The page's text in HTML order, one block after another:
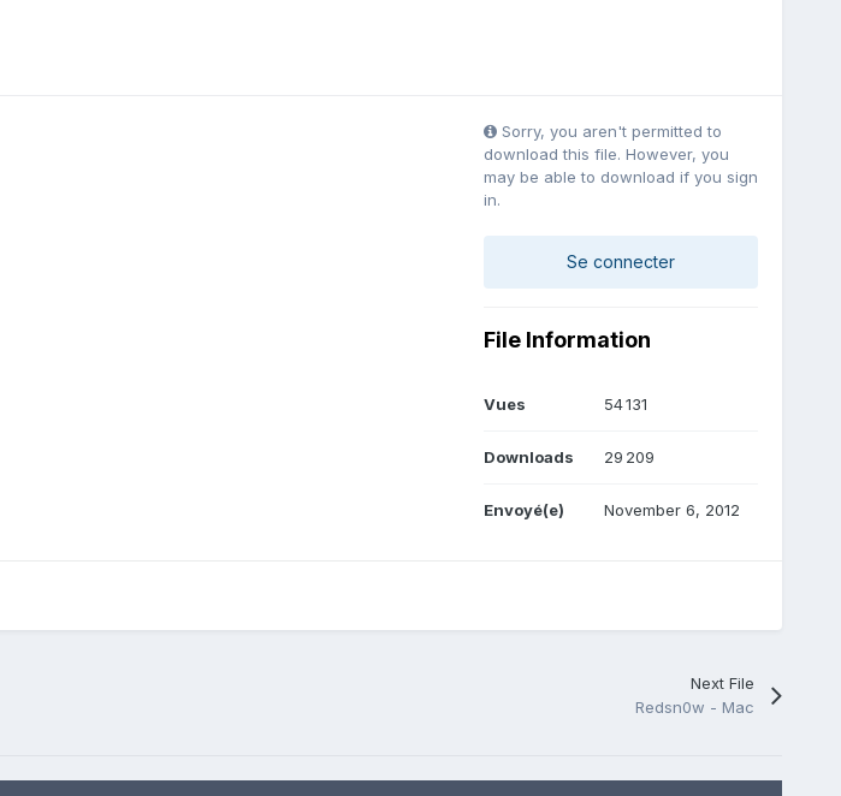
Sorry, you aren't permitted to
download this file. However, you
may be able to download if you sign
in.
Se connecter
File Information
Vues 54 131
Downloads 29 209
Envoyé(e) November 6, 2012
Next File
Redsn0w - Mac